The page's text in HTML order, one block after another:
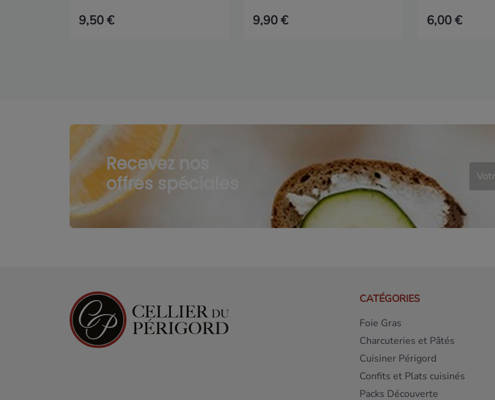
9,50 € 9,90 € 6,00 €
Recevez nos
offres spéciales
CATÉGORIES
Foie Gras
Charcuteries et Pâtés
Cuisiner Périgord
Confits et Plats cuisinés
Packs Découverte